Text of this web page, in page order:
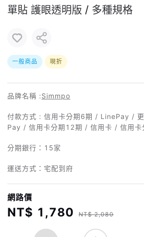
單貼 護眼透明版 / 多種規格
一般商品 現折
品牌名稱 :Simmpo
付款方式 : 信用卡分期6期 / LinePay /
Pay / 信用卡分期12期 / 信用卡 / 信用
分期銀行： 15家
運送方式：宅配到府
網路價
NT$ 1,780 NT$ 2,080